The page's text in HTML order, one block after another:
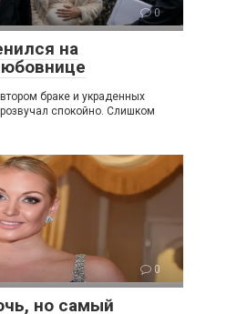
0
на
браке и украденных
спокойно. Слишком
0
но самый